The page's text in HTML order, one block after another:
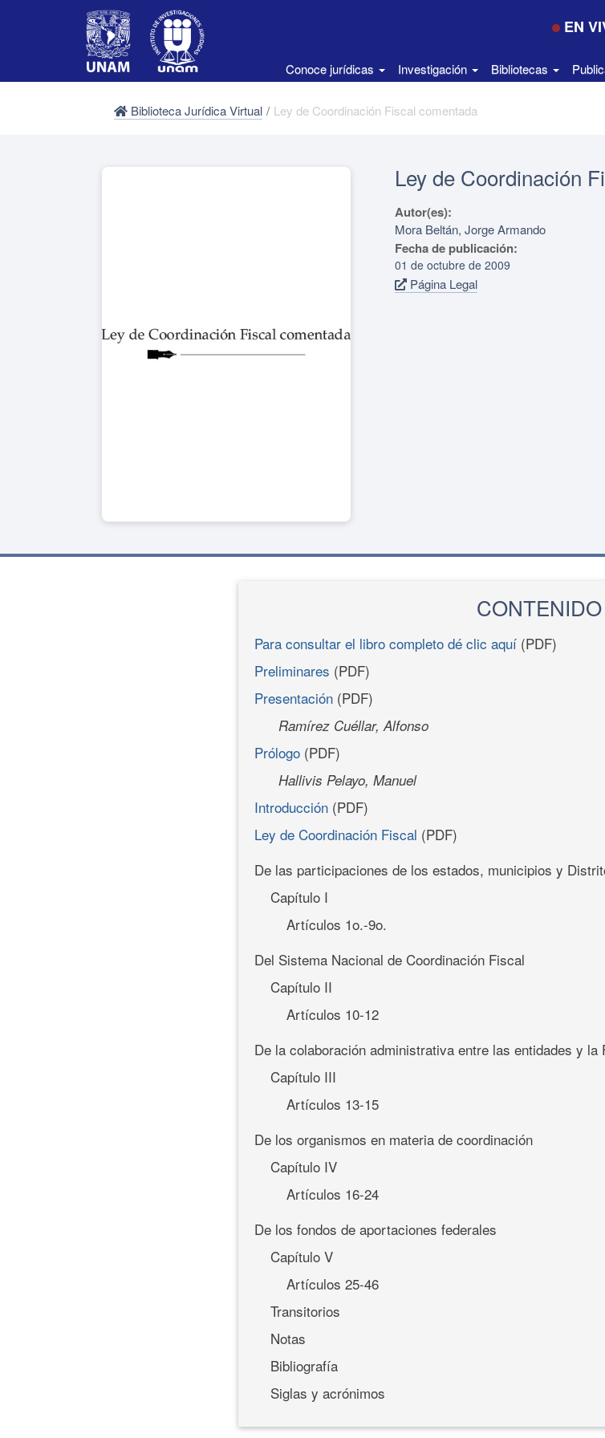
EN
Conoce jurídicas Investigación Bibliotecas
Biblioteca Jurídica Virtual / Ley de Coordinación Fiscal comentada
Ley de Coordinación
Autor(es):
Mora Beltán, Jorge Armando
Fecha de publicación:
01 de octubre de 2009
Página Legal
CONTENIDO
Para consultar el libro completo dé clic aquí (PDF)
Preliminares (PDF)
Presentación (PDF)
Ramírez Cuéllar, Alfonso
Prólogo (PDF)
Hallivis Pelayo, Manuel
Introducción (PDF)
Ley de Coordinación Fiscal (PDF)
De las participaciones de los estados, municipios y
Capítulo I
Artículos 1o.-9o.
Del Sistema Nacional de Coordinación Fiscal
Capítulo II
Artículos 10-12
De la colaboración administrativa entre las entidades y la
Capítulo III
Artículos 13-15
De los organismos en materia de coordinación
Capítulo IV
Artículos 16-24
De los fondos de aportaciones federales
Capítulo V
Artículos 25-46
Transitorios
Notas
Bibliografía
Siglas y acrónimos